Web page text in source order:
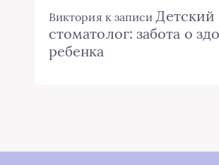
Виктория к записи Детский
стоматолог: забота о
ребенка